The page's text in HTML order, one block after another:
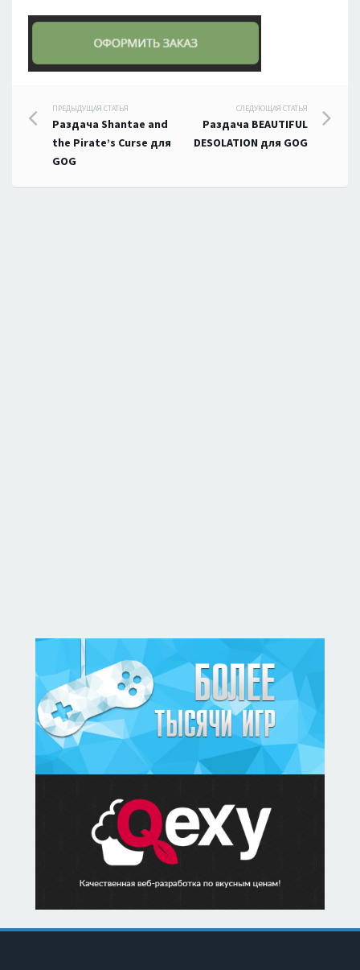
Навигация
по
записям
ПРЕДЫДУЩАЯ СТАТЬЯ
Раздача Shantae and
the Pirate’s Curse для
GOG
СЛЕДУЮЩАЯ СТАТЬЯ
Раздача BEAUTIFUL
DESOLATION для GOG